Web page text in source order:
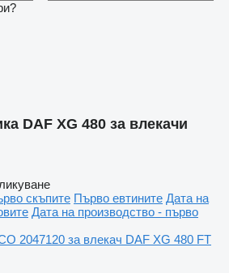
DAF XG 480 за влекачи
скъпите Първо евтините Дата на
Дата на производство - първо